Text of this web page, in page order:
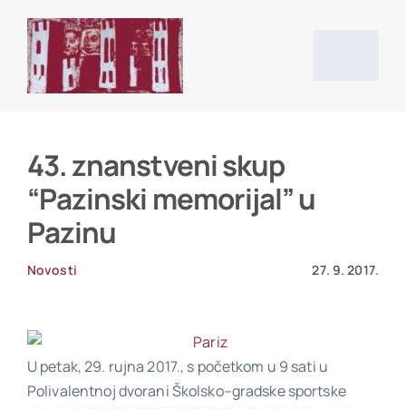
content
Vijesti
Projekti
Povijesni izvori i literatura
43. znanstveni skup
“Pazinski memorijal” u
Pazinu
Novosti 27. 9. 2017.
U petak, 29. rujna 2017., s početkom u 9 sati u
Polivalentnoj dvorani Školsko–gradske sportske